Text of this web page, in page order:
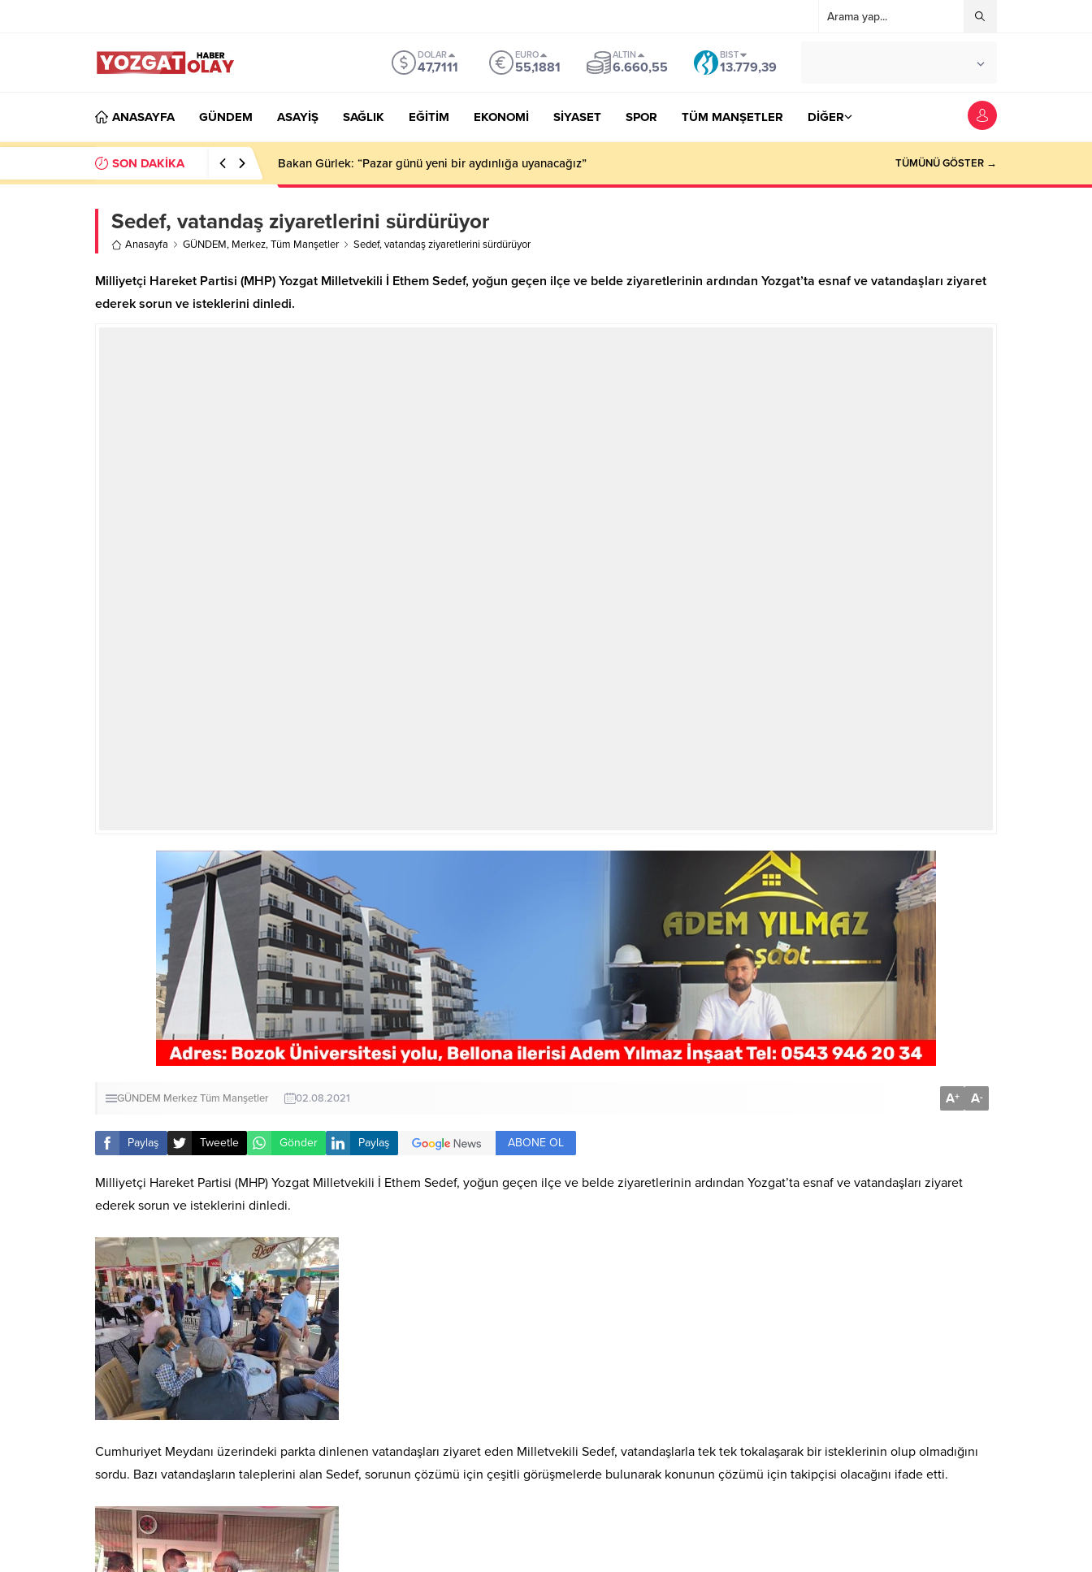
DOLAR
47,7111
EURO
55,1881
ALTIN
6.660,55
BIST
13.779,39
ANASAYFA GÜNDEM ASAYİŞ SAĞLIK EĞİTİM EKONOMİ SİYASET SPOR TÜM MANŞETLER DİĞER
SON DAKİKA Bakan Gürlek: “Pazar günü yeni bir aydınlığa uyanacağız” TÜMÜNÜ GÖSTER →
Sedef, vatandaş ziyaretlerini sürdürüyor
Anasayfa GÜNDEM, Merkez,Tüm Manşetler Sedef, vatandaş ziyaretlerini sürdürüyor
Milliyetçi Hareket Partisi (MHP) Yozgat Milletvekili İ Ethem Sedef, yoğun geçen ilçe ve belde ziyaretlerinin ardından Yozgat’ta esnaf ve vatandaşları ziyaret
ederek sorun ve isteklerini dinledi.
GÜNDEM MerkezTüm Manşetler 02.08.2021 A+ A-
Paylaş Tweetle Gönder Paylaş ABONE OL
Milliyetçi Hareket Partisi (MHP) Yozgat Milletvekili İ Ethem Sedef, yoğun geçen ilçe ve belde ziyaretlerinin ardından Yozgat’ta esnaf ve vatandaşları ziyaret
ederek sorun ve isteklerini dinledi.
Cumhuriyet Meydanı üzerindeki parkta dinlenen vatandaşları ziyaret eden Milletvekili Sedef, vatandaşlarla tek tek tokalaşarak bir isteklerinin olup olmadığını
sordu. Bazı vatandaşların taleplerini alan Sedef, sorunun çözümü için çeşitli görüşmelerde bulunarak konunun çözümü için takipçisi olacağını ifade etti.